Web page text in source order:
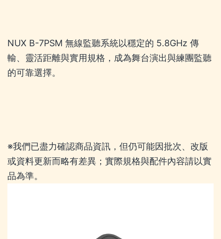
NUX B-7PSM 無線監聽系統以穩定的 5.8GHz 傳
輸、靈活距離與實用規格，成為舞台演出與練團監聽
的可靠選擇。
※我們已盡力確認商品資訊，但仍可能因批次、改版
或資料更新而略有差異；實際規格與配件內容請以實
品為準。